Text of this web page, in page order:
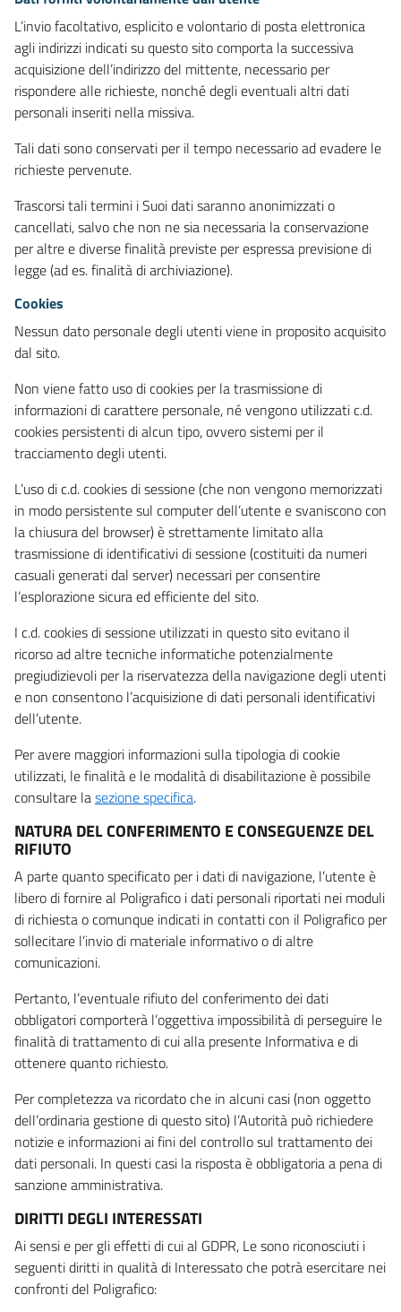
L’invio facoltativo, esplicito e volontario di posta elettronica
agli indirizzi indicati su questo sito comporta la successiva
acquisizione dell’indirizzo del mittente, necessario per
rispondere alle richieste, nonché degli eventuali altri dati
personali inseriti nella missiva.
Tali dati sono conservati per il tempo necessario ad evadere le
richieste pervenute.
Trascorsi tali termini i Suoi dati saranno anonimizzati o
cancellati, salvo che non ne sia necessaria la conservazione
per altre e diverse finalità previste per espressa previsione di
legge (ad es. finalità di archiviazione).
Cookies
Nessun dato personale degli utenti viene in proposito acquisito
dal sito.
Non viene fatto uso di cookies per la trasmissione di
informazioni di carattere personale, né vengono utilizzati c.d.
cookies persistenti di alcun tipo, ovvero sistemi per il
tracciamento degli utenti.
L’uso di c.d. cookies di sessione (che non vengono memorizzati
in modo persistente sul computer dell’utente e svaniscono con
la chiusura del browser) è strettamente limitato alla
trasmissione di identificativi di sessione (costituiti da numeri
casuali generati dal server) necessari per consentire
l’esplorazione sicura ed efficiente del sito.
I c.d. cookies di sessione utilizzati in questo sito evitano il
ricorso ad altre tecniche informatiche potenzialmente
pregiudizievoli per la riservatezza della navigazione degli utenti
e non consentono l’acquisizione di dati personali identificativi
dell’utente.
Per avere maggiori informazioni sulla tipologia di cookie
utilizzati, le finalità e le modalità di disabilitazione è possibile
consultare lasezione specifica.
NATURA DEL CONFERIMENTO E CONSEGUENZE DEL
RIFIUTO
A parte quanto specificato per i dati di navigazione, l’utente è
libero di fornire al Poligrafico i dati personali riportati nei moduli
di richiesta o comunque indicati in contatti con il Poligrafico per
sollecitare l’invio di materiale informativo o di altre
comunicazioni.
Pertanto, l’eventuale rifiuto del conferimento dei dati
obbligatori comporterà l’oggettiva impossibilità di perseguire le
finalità di trattamento di cui alla presente Informativa e di
ottenere quanto richiesto.
Per completezza va ricordato che in alcuni casi (non oggetto
dell’ordinaria gestione di questo sito) l’Autorità può richiedere
notizie e informazioni ai fini del controllo sul trattamento dei
dati personali. In questi casi la risposta è obbligatoria a pena di
sanzione amministrativa.
DIRITTI DEGLI INTERESSATI
Ai sensi e per gli effetti di cui al GDPR, Le sono riconosciuti i
seguenti diritti in qualità di Interessato che potrà esercitare nei
confronti del Poligrafico: